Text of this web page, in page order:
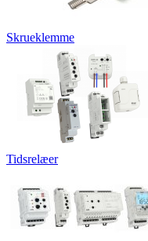
Skrueklemme
Tidsrelæer